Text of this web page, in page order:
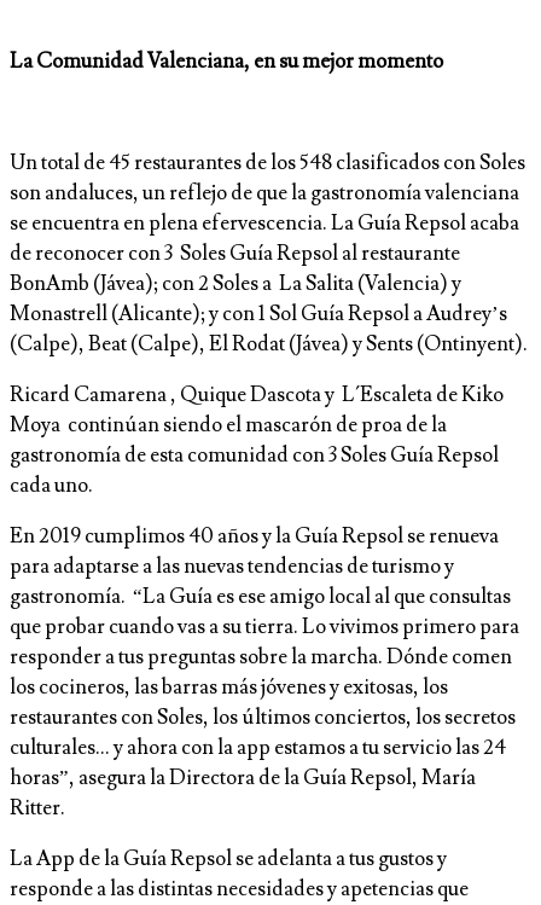
La Comunidad Valenciana, en su mejor momento
Un total de 45 restaurantes de los 548 clasificados con Soles
son andaluces, un reflejo de que la gastronomía valenciana
se encuentra en plena efervescencia. La Guía Repsol acaba
de reconocer con 3 Soles Guía Repsol al restaurante
BonAmb (Jávea); con 2 Soles a La Salita (Valencia) y
Monastrell (Alicante); y con 1 Sol Guía Repsol a Audrey’s
(Calpe), Beat (Calpe), El Rodat (Jávea) y Sents (Ontinyent).
Ricard Camarena , Quique Dascota y L´Escaleta de Kiko
Moya continúan siendo el mascarón de proa de la
gastronomía de esta comunidad con 3 Soles Guía Repsol
cada uno.
En 2019 cumplimos 40 años y la Guía Repsol se renueva
para adaptarse a las nuevas tendencias de turismo y
gastronomía. “La Guía es ese amigo local al que consultas
que probar cuando vas a su tierra. Lo vivimos primero para
responder a tus preguntas sobre la marcha. Dónde comen
los cocineros, las barras más jóvenes y exitosas, los
restaurantes con Soles, los últimos conciertos, los secretos
culturales… y ahora con la app estamos a tu servicio las 24
horas”, asegura la Directora de la Guía Repsol, María
Ritter.
La App de la Guía Repsol se adelanta a tus gustos y
responde a las distintas necesidades y apetencias que